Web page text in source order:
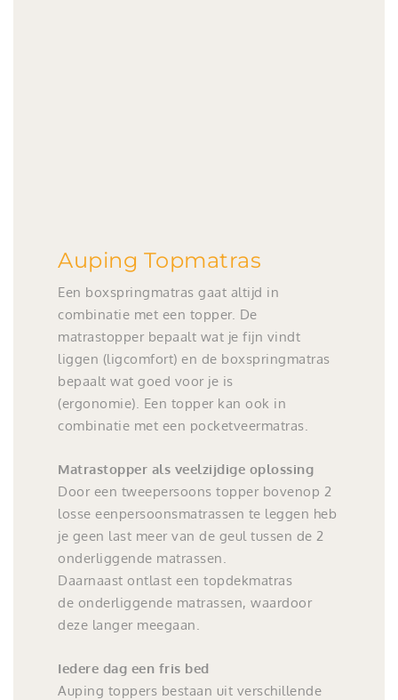
Auping Topmatras
Een boxspringmatras gaat altijd in
combinatie met een topper. De
matrastopper bepaalt wat je fijn vindt
liggen (ligcomfort) en de boxspringmatras
bepaalt wat goed voor je is
(ergonomie). Een topper kan ook in
combinatie met een pocketveermatras.
Matrastopper als veelzijdige oplossing
Door een tweepersoons topper bovenop 2
losse eenpersoonsmatrassen te leggen heb
je geen last meer van de geul tussen de 2
onderliggende matrassen.
Daarnaast ontlast een topdekmatras
de onderliggende matrassen, waardoor
deze langer meegaan.
Iedere dag een fris bed
Auping toppers bestaan uit verschillende